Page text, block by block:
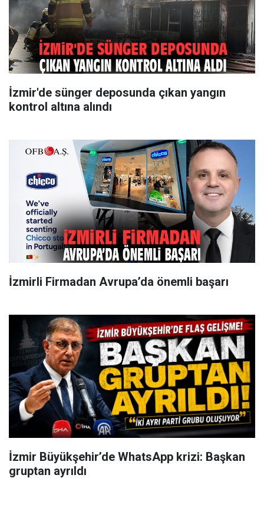
İzmir'de sünger deposunda çıkan yangın
kontrol altına alındı
İzmirli Firmadan Avrupa’da önemli başarı
İzmir Büyükşehir’de WhatsApp krizi: Başkan
gruptan ayrıldı